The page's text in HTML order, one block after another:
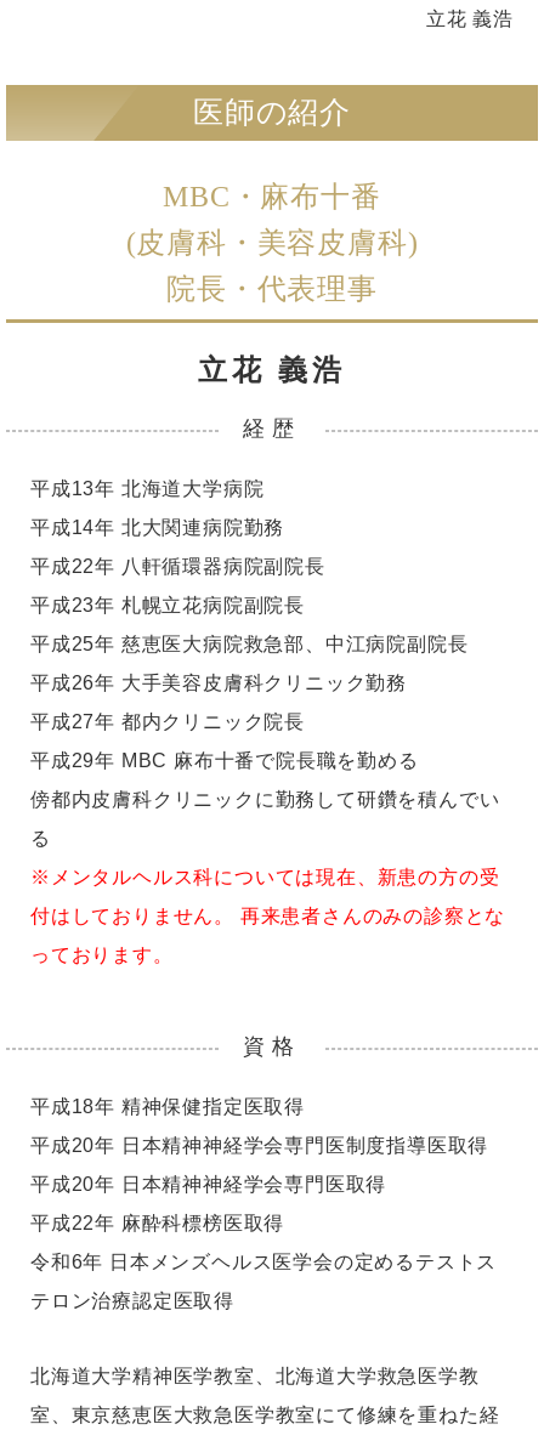
立花 義浩
医師の紹介
MBC・麻布十番
(皮膚科・美容皮膚科)
院長・代表理事
立花 義浩
経歴
平成13年 北海道大学病院
平成14年 北大関連病院勤務
平成22年 八軒循環器病院副院長
平成23年 札幌立花病院副院長
平成25年 慈恵医大病院救急部、中江病院副院長
平成26年 大手美容皮膚科クリニック勤務
平成27年 都内クリニック院長
平成29年 MBC 麻布十番で院長職を勤める
傍都内皮膚科クリニックに勤務して研鑽を積んでい
る
※メンタルヘルス科については現在、新患の方の受
付はしておりません。 再来患者さんのみの診察とな
っております。
資格
平成18年 精神保健指定医取得
平成20年 日本精神神経学会専門医制度指導医取得
平成20年 日本精神神経学会専門医取得
平成22年 麻酔科標榜医取得
令和6年 日本メンズヘルス医学会の定めるテストス
テロン治療認定医取得
北海道大学精神医学教室、北海道大学救急医学教
室、東京慈恵医大救急医学教室にて修練を重ねた経